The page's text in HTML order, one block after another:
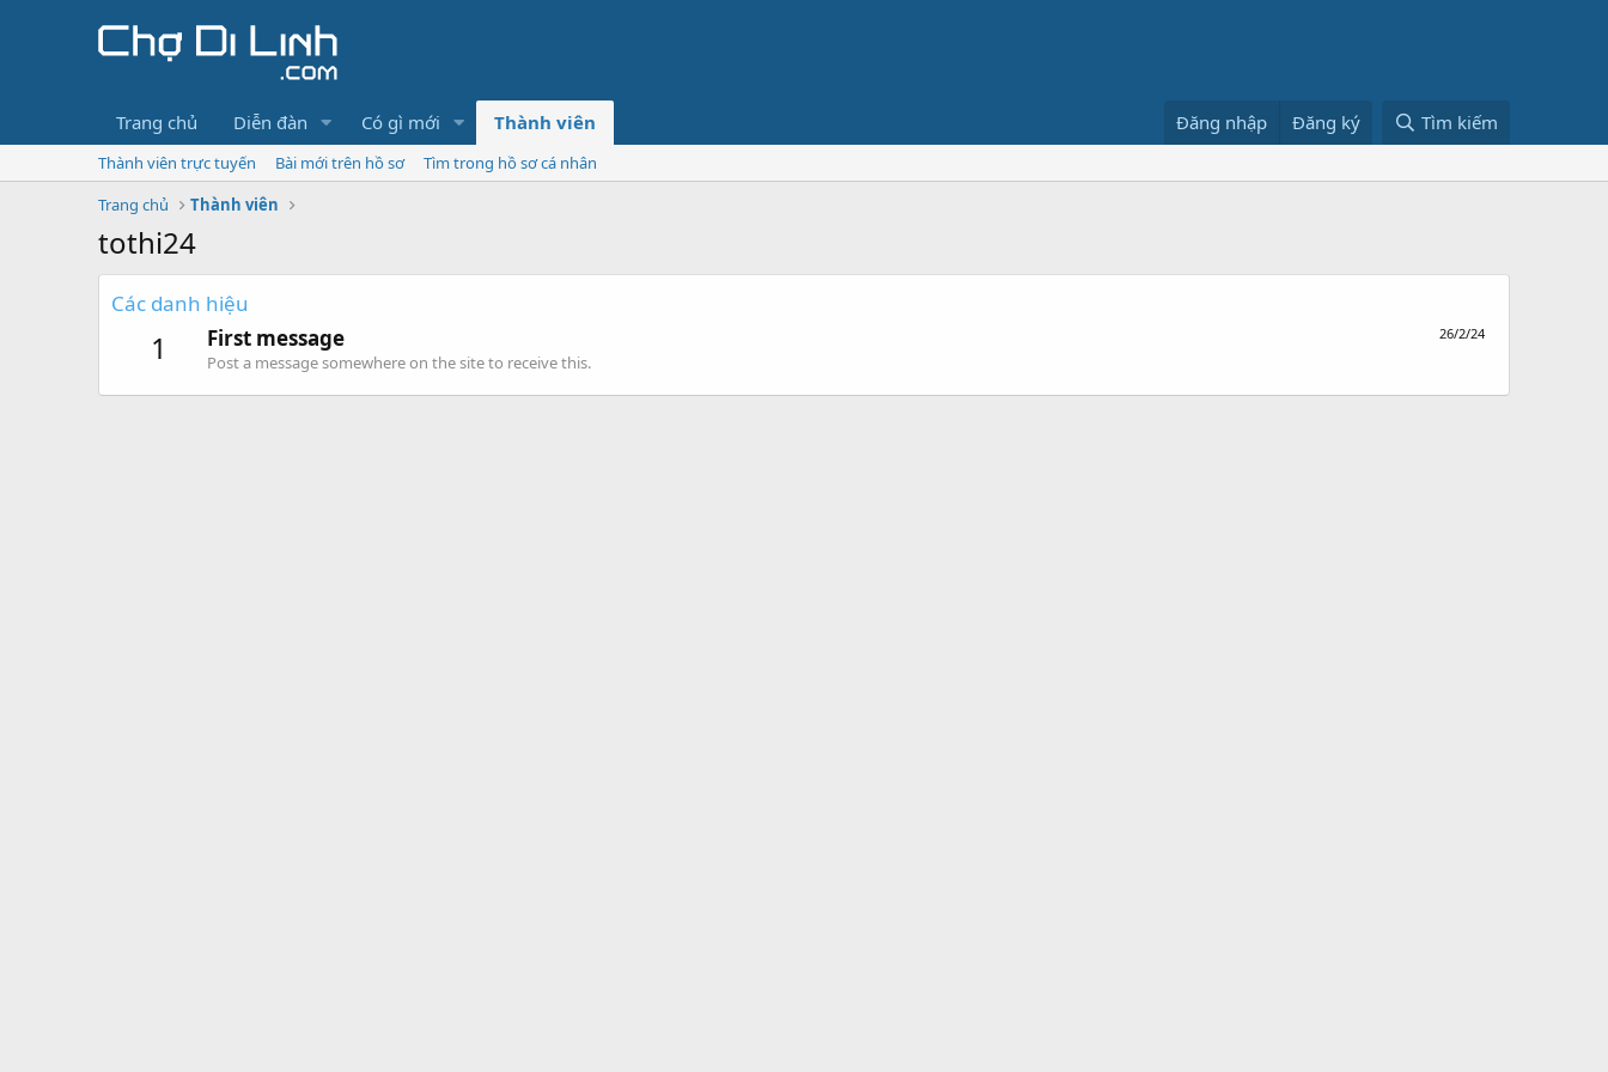
Trang chủ Diễn đàn Có gì mới Thành viên Đăng nhập Đăng ký Tìm kiếm
Thành viên trực tuyến Bài mới trên hồ sơ
Tìm trong hồ sơ cá nhân
Trang chủ
Thành viên
tothi24
Các danh hiệu
1 26/2/24
First message
Post a message somewhere on the site to receive this.